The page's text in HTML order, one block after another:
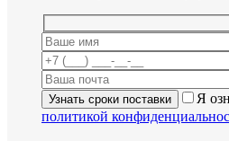
Я
политикой